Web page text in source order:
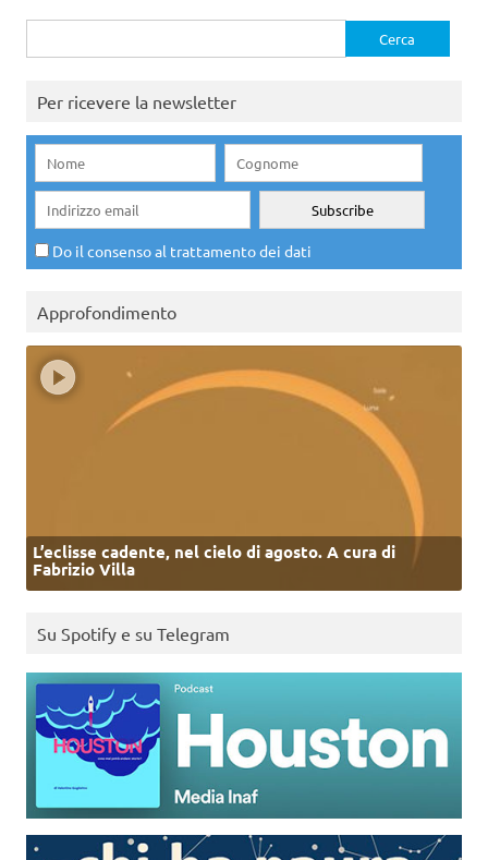
per:
Per ricevere la newsletter
Do il consenso al trattamento dei dati
Approfondimento
L’eclisse cadente, nel cielo di agosto. A cura di
Fabrizio Villa
Su Spotify e su Telegram